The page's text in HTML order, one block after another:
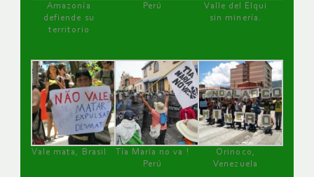
Amazonía
defiende su
territorio
Perú
Valle del Elqui
sin minería.
Vale mata, Brasil
Tía María no va !
Perú
Orinoco,
Venezuela